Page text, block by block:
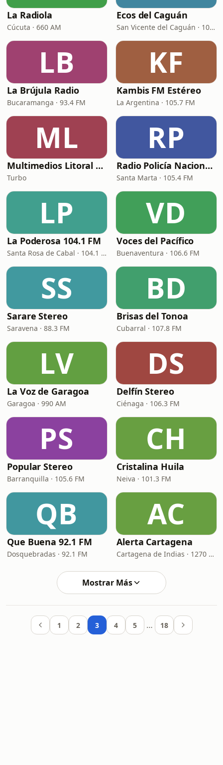
La Radiola
Cúcuta · 660 AM
Ecos del Caguán
San Vicente del Caguán · 107.1 FM
LB
La Brújula Radio
Bucaramanga · 93.4 FM
KF
Kambis FM Estéreo
La Argentina · 105.7 FM
ML
Multimedios Litoral Turbo
Turbo
RP
Radio Policía Nacional - Santa Marta
Santa Marta · 105.4 FM
LP
La Poderosa 104.1 FM
Santa Rosa de Cabal · 104.1 FM
VD
Voces del Pacífico
Buenaventura · 106.6 FM
SS
Sarare Stereo
Saravena · 88.3 FM
BD
Brisas del Tonoa
Cubarral · 107.8 FM
LV
La Voz de Garagoa
Garagoa · 990 AM
DS
Delfín Stereo
Ciénaga · 106.3 FM
PS
Popular Stereo
Barranquilla · 105.6 FM
CH
Cristalina Huila
Neiva · 101.3 FM
QB
Que Buena 92.1 FM
Dosquebradas · 92.1 FM
AC
Alerta Cartagena
Cartagena de Indias · 1270 AM
Mostrar Más
1 2 3 4 5 … 18